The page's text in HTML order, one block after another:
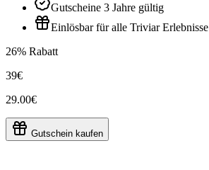
Gutscheine 3 Jahre gültig
Einlösbar für alle Triviar Erlebnisse
26% Rabatt
39€
29.00€
Gutschein kaufen